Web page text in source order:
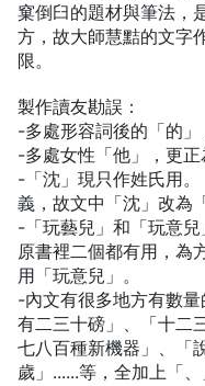
窠倒臼的題材與筆法，
方，故大師慧黠的文字
限。
製作讀友勘誤：
-多處形容詞後的「的」
-多處女性「他」，更正
-「沈」現只作姓氏用。
義，故文中「沈」改為
-「玩藝兒」和「玩意兒
原書裡二個都有用，為
用「玩意兒」。
-內文有很多地方有數
有二三十磅」、「十二
七八百種新機器」、「
歲」......等，全加上「